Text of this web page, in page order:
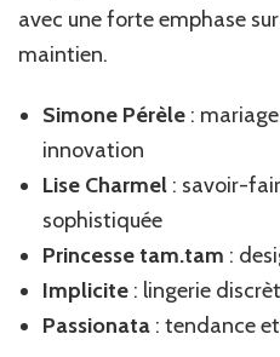
avec une forte emphase
maintien.
Simone Pérèle :
innovation
Lise Charmel : savoir-
sophistiquée
Princesse tam.tam :
Implicite : lingerie
Passionata : tendance